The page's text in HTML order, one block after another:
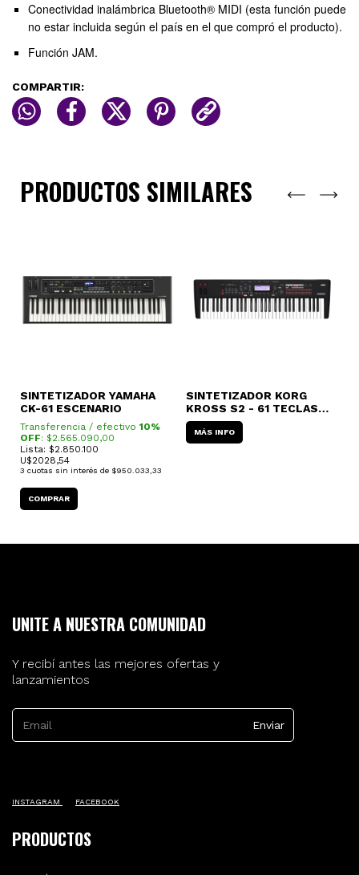
Conectividad inalámbrica Bluetooth® MIDI (esta función puede
no estar incluida según el país en el que compró el producto).
Función JAM.
COMPARTIR:
PRODUCTOS SIMILARES
SINTETIZADOR YAMAHA
CK-61 ESCENARIO
Transferencia / efectivo 10%
OFF: $2.565.090,00
Lista: $2.850.100
U$2028,54
3 cuotas sin interés de $950.033,33
SINTETIZADOR KORG
KROSS S2 - 61 TECLAS
WORKSTATION
MÁS INFO
UNITE A NUESTRA COMUNIDAD
Y recibí antes las mejores ofertas y
lanzamientos
INSTAGRAM FACEBOOK
PRODUCTOS